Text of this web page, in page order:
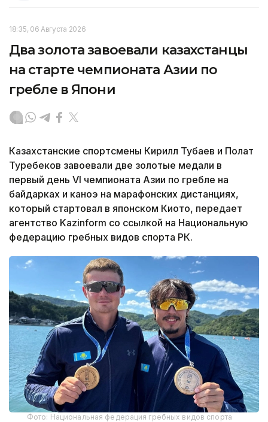
18:35, 06 Августа 2026
Два золота завоевали казахстанцы
на старте чемпионата Азии по
гребле в Япони
Казахстанские спортсмены Кирилл Тубаев и Полат
Туребеков завоевали две золотые медали в
первый день VI чемпионата Азии по гребле на
байдарках и каноэ на марафонских дистанциях,
который стартовал в японском Киото, передает
агентство Kazinform со ссылкой на Национальную
федерацию гребных видов спорта РК.
Фото: Национальная федерация гребных видов спорта